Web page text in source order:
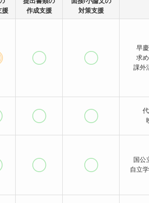
援
作成支援
対策支援
早
求
課外
国公
自立